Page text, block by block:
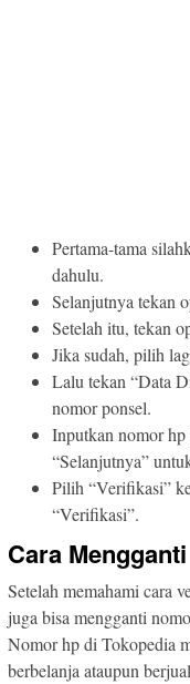
Pertama-tama
dahulu.
Selanjutnya tekan
Setelah itu, tekan
Jika sudah, pilih
Lalu tekan “Data
nomor ponsel.
Inputkan nomor
“Selanjutnya”
Pilih “Verifikasi”
“Verifikasi”.
Cara
Setelah memahami cara
juga bisa mengganti
Nomor hp di Tokopedia
berbelanja ataupun